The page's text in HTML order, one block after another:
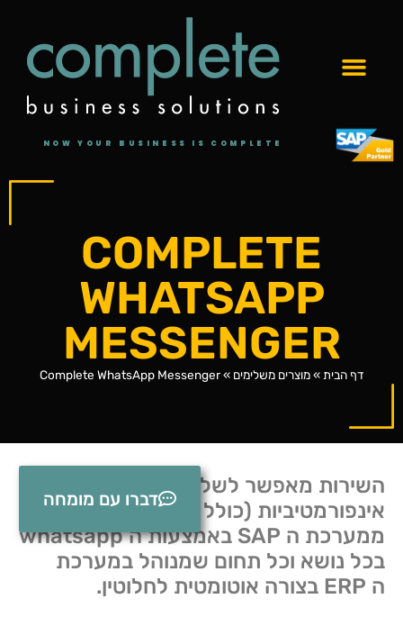
NOW YOUR BUSINESS IS COMPLETE
COMPLETE
WHATSAPP
MESSENGER
דף הבית»מוצרים משלימים »
Complete WhatsApp Messenger
השירות מאפשר לשלוח הודעות טקסט
אינפורמטיביות (כולל קבצים) ישירות
ממערכת ה SAP באמצעות ה whatsapp
בכל נושא וכל תחום שמנוהל במערכת
ה ERP בצורה אוטומטית לחלוטין.
דברו עם מומחה